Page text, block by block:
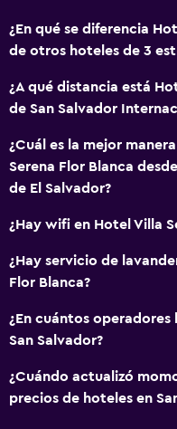
¿En qué se diferencia
de otros hoteles de 3
¿A qué distancia está
de San Salvador
¿Cuál es la mejor
Serena Flor Blanca
de El Salvador?
¿Hay wifi en Hotel Villa
¿Hay servicio de
Flor Blanca?
¿En cuántos
San Salvador?
¿Cuándo actualizó
precios de hoteles en